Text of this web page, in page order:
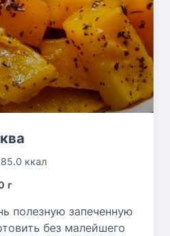
85.0 ккал
г
полезную запеченную
без малейшего